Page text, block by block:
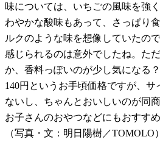
味については、いちごの風味を強
わやかな酸味もあって、さっぱり
ルクのような味を想像していたの
感じられるのは意外でしたね。た
か、香料っぽいのが少し気になる？
140円というお手頃価格ですが、
ないし、ちゃんとおいしいのが同
お子さんのおやつなどにもおすすめ
（写真・文：明日陽樹／TOMOLO）